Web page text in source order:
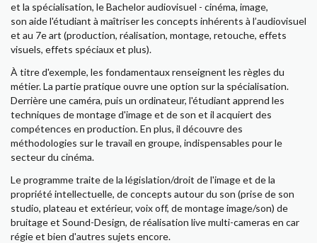
et la spécialisation, le Bachelor audiovisuel - cinéma, image,
son aide l'étudiant à maîtriser les concepts inhérents à l’audiovisuel
et au 7e art (production, réalisation, montage, retouche, effets
visuels, effets spéciaux et plus).
À titre d'exemple, les fondamentaux renseignent les règles du
métier. La partie pratique ouvre une option sur la spécialisation.
Derrière une caméra, puis un ordinateur, l'étudiant apprend les
techniques de montage d'image et de son et il acquiert des
compétences en production. En plus, il découvre des
méthodologies sur le travail en groupe, indispensables pour le
secteur du cinéma.
Le programme traite de la législation/droit de l'image et de la
propriété intellectuelle, de concepts autour du son (prise de son
studio, plateau et extérieur, voix off, de montage image/son) de
bruitage et Sound-Design, de réalisation live multi-cameras en car
régie et bien d'autres sujets encore.